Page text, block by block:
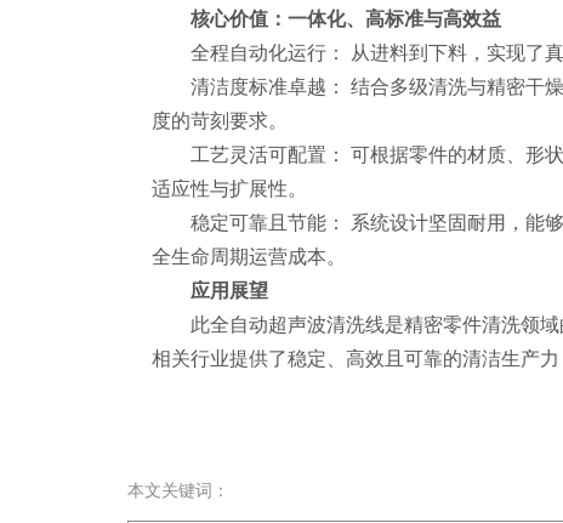
核心价值：一体化、高标准与高效益
全程自动化运行： 从进料到下料，实现了真
清洁度标准卓越： 结合多级清洗与精密干燥
度的苛刻要求。
工艺灵活可配置： 可根据零件的材质、形状
适应性与扩展性。
稳定可靠且节能： 系统设计坚固耐用，能够
全生命周期运营成本。
应用展望
此全自动超声波清洗线是精密零件清洗领域
相关行业提供了稳定、高效且可靠的清洁生产
本文关键词：